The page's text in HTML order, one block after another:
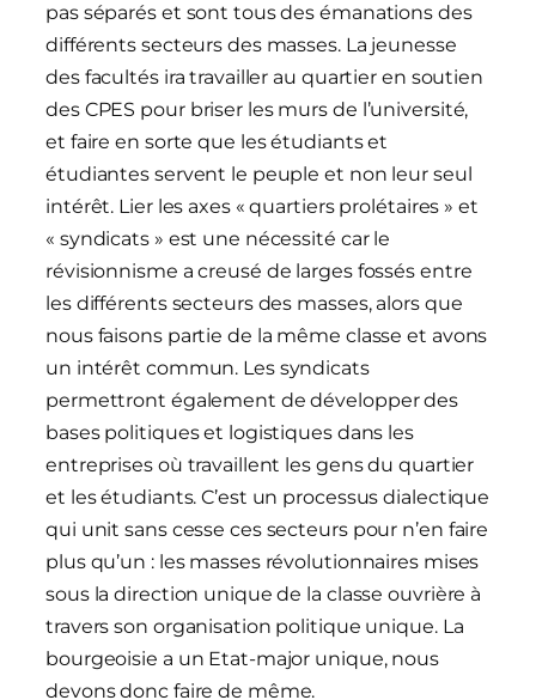
pas séparés et sont tous des émanations des
différents secteurs des masses. La jeunesse
des facultés ira travailler au quartier en soutien
des CPES pour briser les murs de l’université,
et faire en sorte que les étudiants et
étudiantes servent le peuple et non leur seul
intérêt. Lier les axes « quartiers prolétaires » et
« syndicats » est une nécessité car le
révisionnisme a creusé de larges fossés entre
les différents secteurs des masses, alors que
nous faisons partie de la même classe et avons
un intérêt commun. Les syndicats
permettront également de développer des
bases politiques et logistiques dans les
entreprises où travaillent les gens du quartier
et les étudiants. C’est un processus dialectique
qui unit sans cesse ces secteurs pour n’en faire
plus qu’un : les masses révolutionnaires mises
sous la direction unique de la classe ouvrière à
travers son organisation politique unique. La
bourgeoisie a un Etat-major unique, nous
devons donc faire de même.